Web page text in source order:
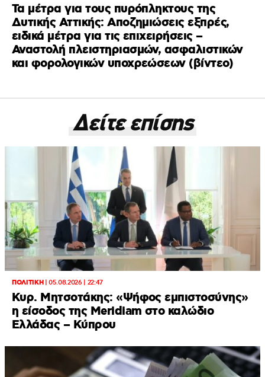
Τα μέτρα για τους πυρόπληκτους της
Δυτικής Αττικής: Αποζημιώσεις εξπρές,
ειδικά μέτρα για τις επιχειρήσεις –
Αναστολή πλειστηριασμών, ασφαλιστικών
και φορολογικών υποχρεώσεων (βίντεο)
Δείτε επίσης
ΠΟΛΙΤΙΚΗ|05.08.2026 | 22:47
Κυρ. Μητσοτάκης: «Ψήφος εμπιστοσύνης»
η είσοδος της Meridiam στο καλώδιο
Ελλάδας – Κύπρου